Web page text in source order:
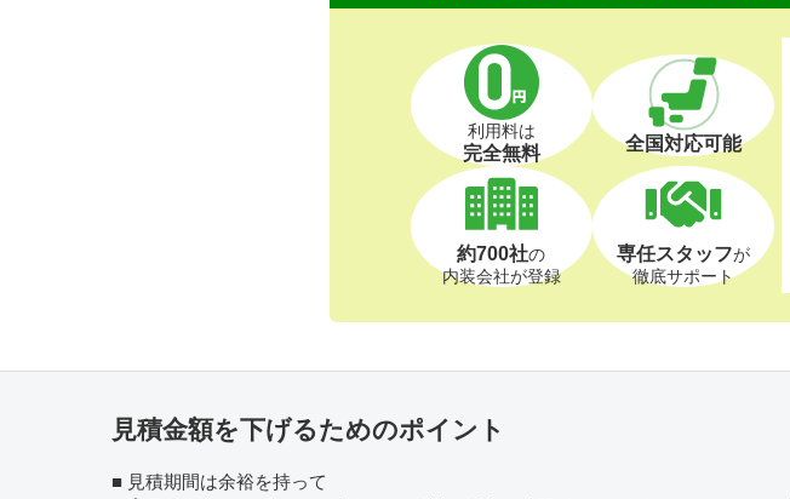
利用料は
完全無料 全国対応可能
約700社の
内装会社が登録
専任スタッフが
徹底サポート
見積金額を下げるためのポイント
見積期間は余裕を持って